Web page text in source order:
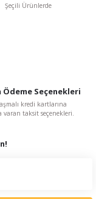
Şeçili Ürünlerde
Ödeme Seçenekleri
kredi kartlarına
varan taksit seçenekleri.